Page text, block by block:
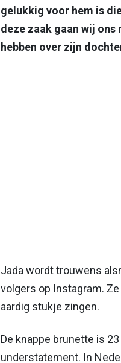
gelukkig voor hem is
deze zaak gaan wij
hebben over zijn
Jada wordt trouwens
volgers op Instagram.
aardig stukje zingen.
De knappe brunette is
understatement. In